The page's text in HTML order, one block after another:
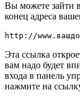
Вы можете зайти
конец адреса
http://
Эта ссылка
вам надо будет
входа в панель
нажмите на